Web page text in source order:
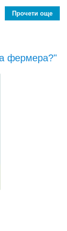
Прочети още
фермера?"